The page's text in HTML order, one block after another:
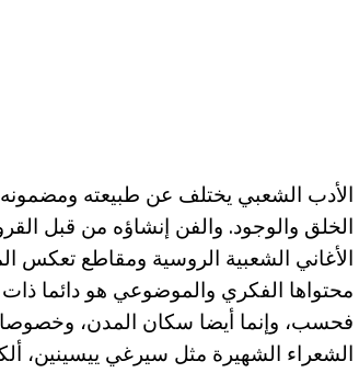
الأدب الشعبي يختلف عن طبيعته
الخلق والوجود. والفن إنشاؤه من قبل
الأغاني الشعبية الروسية ومقاطع تعكس
محتواها الفكري والموضوعي هو دائما
فحسب، وإنما أيضا سكان المدن، وخصوصا
الشعراء الشهيرة مثل سيرغي ييسينين،